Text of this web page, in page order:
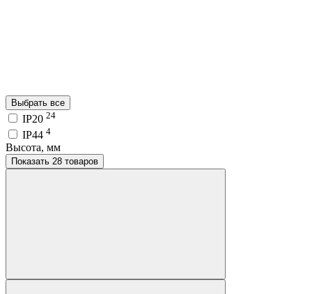
Выбрать все
IP20 24
IP44 4
Высота, мм
Показать 28 товаров